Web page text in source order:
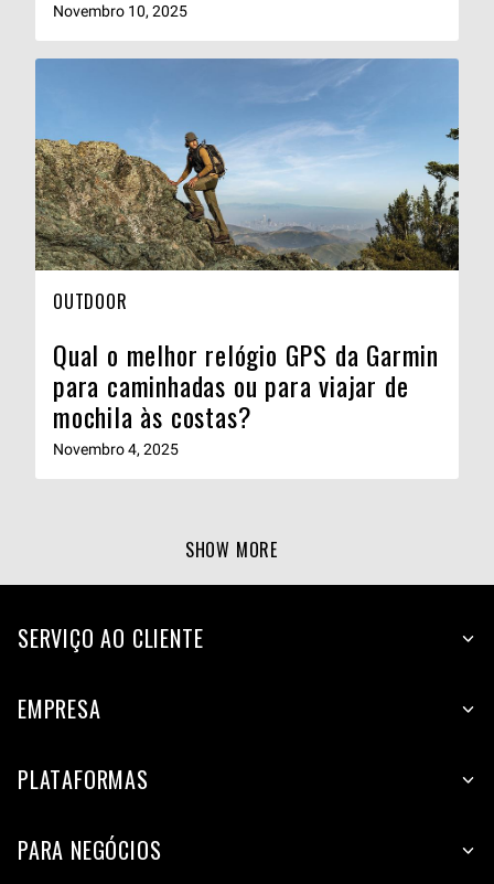
Novembro 10, 2025
OUTDOOR
Qual o melhor relógio GPS da Garmin
para caminhadas ou para viajar de
mochila às costas?
Novembro 4, 2025
SHOW MORE
SERVIÇO AO CLIENTE
EMPRESA
PLATAFORMAS
PARA NEGÓCIOS